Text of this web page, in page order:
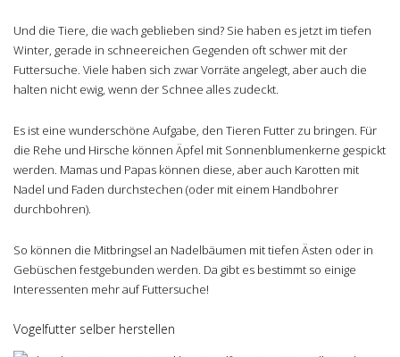
Und die Tiere, die wach geblieben sind? Sie haben es jetzt im tiefen
Winter, gerade in schneereichen Gegenden oft schwer mit der
Futtersuche. Viele haben sich zwar Vorräte angelegt, aber auch die
halten nicht ewig, wenn der Schnee alles zudeckt.
Es ist eine wunderschöne Aufgabe, den Tieren Futter zu bringen. Für
die Rehe und Hirsche können Äpfel mit Sonnenblumenkerne gespickt
werden. Mamas und Papas können diese, aber auch Karotten mit
Nadel und Faden durchstechen (oder mit einem Handbohrer
durchbohren).
So können die Mitbringsel an Nadelbäumen mit tiefen Ästen oder in
Gebüschen festgebunden werden. Da gibt es bestimmt so einige
Interessenten mehr auf Futtersuche!
Vogelfutter selber herstellen